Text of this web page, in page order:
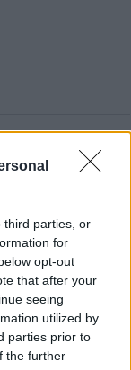
third parties, or
for
opt-out
that after your
seeing
utilized by
parties prior to
the further